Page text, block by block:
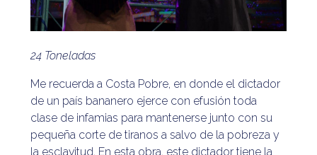
24 Toneladas
Me recuerda a Costa Pobre, en donde el dictador
de un país bananero ejerce con efusión toda
clase de infamias para mantenerse junto con su
pequeña corte de tiranos a salvo de la pobreza y
la esclavitud. En esta obra, este dictador tiene la